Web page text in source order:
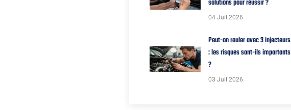
solutions pour réussir ?
04 Juil 2026
Peut-on rouler avec 3 injecteurs
: les risques sont-ils importants
?
03 Juil 2026